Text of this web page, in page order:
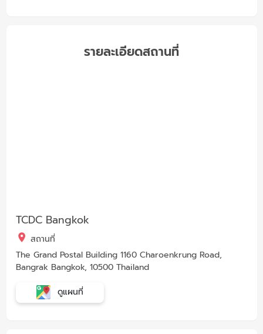
รายละเอียดสถานที่
TCDC Bangkok
สถานที่
The Grand Postal Building 1160 Charoenkrung Road,
Bangrak Bangkok, 10500 Thailand
ดูแผนที่